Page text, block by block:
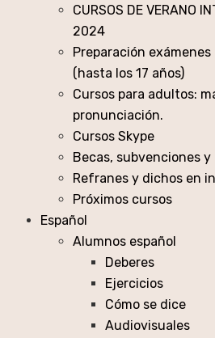
CURSOS DE VERANO
2024
Preparación
(hasta los 17 años)
Cursos para adultos:
pronunciación.
Cursos Skype
Becas, subvenciones
Refranes y dichos en
Próximos cursos
Español
Alumnos español
Deberes
Ejercicios
Cómo se dice
Audiovisuales